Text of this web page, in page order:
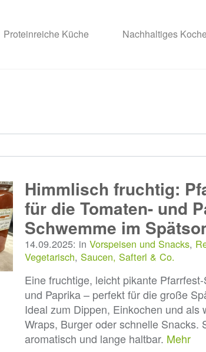
Proteinreiche Küche Nachhaltiges
Himmlisch fruchtig:
für die Tomaten- und
Schwemme im
14.09.2025: inVorspeisen und Snacks,
Vegetarisch,Saucen, Safterl & Co.
Eine fruchtige, leicht pikante
und Paprika – perfekt für die große
Ideal zum Dippen, Einkochen und als
Wraps, Burger oder schnelle Snacks.
aromatisch und lange haltbar. Mehr